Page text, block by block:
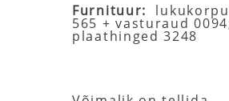
Furnituur:
565 + vasturaud
plaathinged 3248